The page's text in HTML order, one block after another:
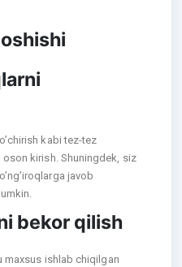
kabi tez-tez
kirish. Shuningdek, siz
javob
bekor qilish
maxsus ishlab chiqilgan